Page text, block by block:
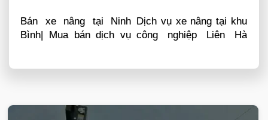
Bán xe nâng tại Ninh
Bình| Mua bán dịch vụ
Dịch vụ xe nâng tại khu
công nghiệp Liên Hà